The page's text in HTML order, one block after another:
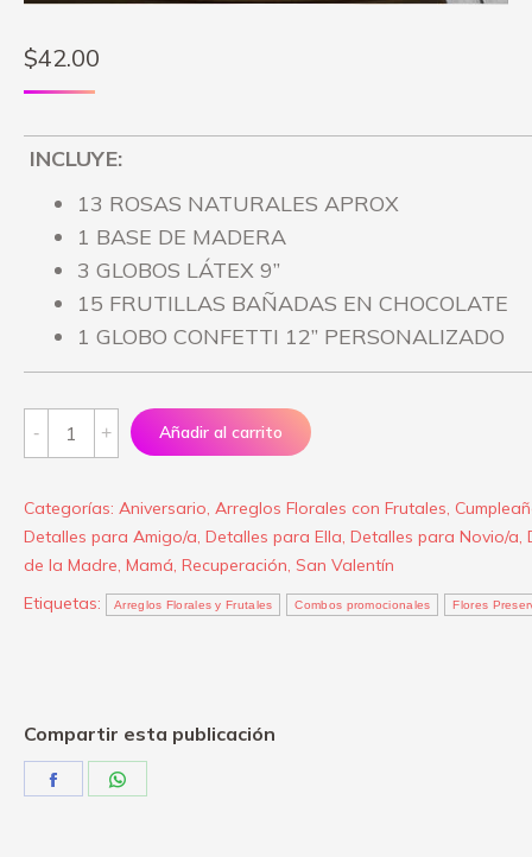
$42.00
INCLUYE:
13 ROSAS NATURALES APROX
1 BASE DE MADERA
3 GLOBOS LÁTEX 9”
15 FRUTILLAS BAÑADAS EN CHOCOLATE
1 GLOBO CONFETTI 12” PERSONALIZADO
Arreglo
“Mi
quantity
Añadir al carrito
Categorías: Aniversario, Arreglos Florales con Frutales,
Detalles para Amigo/a, Detalles para Ella, Detalles para Novio/a,
de la Madre, Mamá, Recuperación, San Valentín
Etiquetas:
Arreglos Florales y Frutales Combos promocionales Flores
Compartir esta publicación
Share